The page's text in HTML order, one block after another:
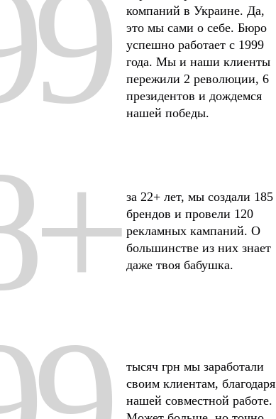
компаний в Украине. Да,
это мы сами о себе. Бюро
успешно работает с 1999
года. Мы и наши клиенты
пережили 2 революции, 6
президентов и дождемся
нашей победы.
за 22+ лет, мы создали 185
брендов и провели 120
рекламных кампаний. О
большинстве из них знает
даже твоя бабушка.
тысяч грн мы заработали
своим клиентам, благодаря
нашей совместной работе.